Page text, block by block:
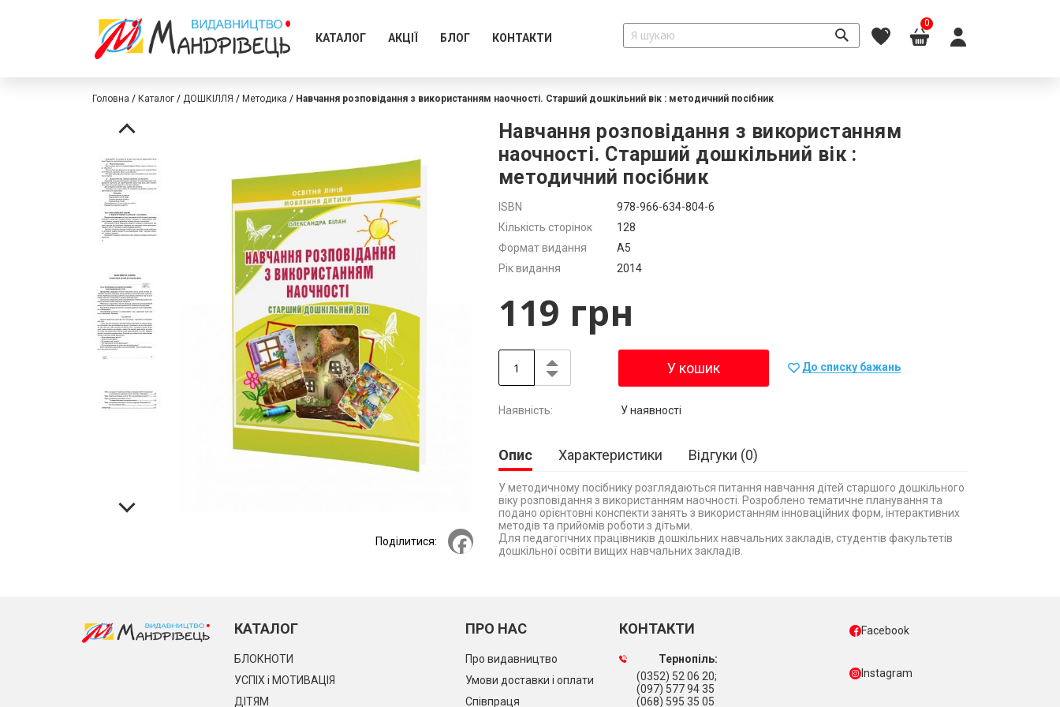
КАТАЛОГ АКЦІЇ БЛОГ КОНТАКТИ
0
Головна Каталог ДОШКІЛЛЯ Методика Навчання розповідання з використанням наочності. Старший дошкільний вік : методичний посібник
Навчання розповідання з використанням
наочності. Старший дошкільний вік :
методичний посібник
Додатково
ISBN
978-966-634-804-6
Кількість сторінок
128
Формат видання
А5
Рік видання
2014
119 грн
У кошик До списку бажань
У наявності
Опис
У методичному посібнику розглядаються питання навчання дітей старшого дошкільного
віку розповідання з використанням наочності. Розроблено тематичне планування та
подано орієнтовні конспекти занять з використанням інноваційних форм, інтерактивних
методів та прийомів роботи з дітьми.
Для педагогічних працівників дошкільних навчальних закладів, студентів факультетів
дошкільної освіти вищих навчальних закладів.
Характеристики Відгуки 0
Перейти
кінця
галереї
зображень
Перейти
початку
галереї
зображень
Поділитися: Facebook
КАТАЛОГ
БЛОКНОТИ
УСПІХ і МОТИВАЦІЯ
ДІТЯМ
ПРО НАС
Про видавництво
Умови доставки і оплати
Співпраця
КОНТАКТИ
Тернопіль:
(0352) 52 06 20;
(097) 577 94 35
(068) 595 35 05
Facebook
Instagram